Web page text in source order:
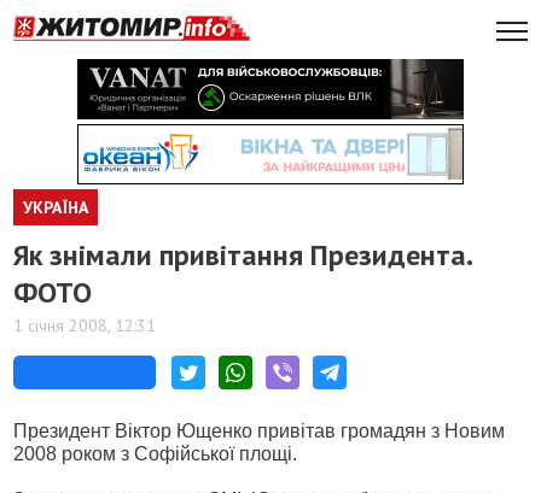
УКРАЇНА
Як знімали привітання Президента.
ФОТО
1 січня 2008, 12:31
Президент Віктор Ющенко привітав громадян з Новим
2008 роком з Софійської площі.